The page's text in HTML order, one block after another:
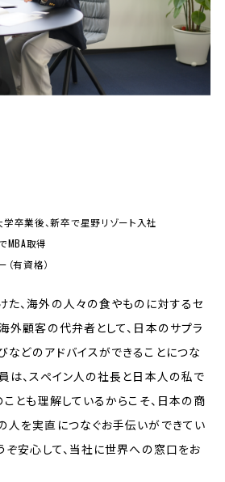
卒業後、新卒で星野リゾート入社
MBA取得
有資格）
、海外の人々の食やものに対するセ
外顧客の代弁者として、日本のサプラ
どのアドバイスができることにつな
は、スペイン人の社長と日本人の私で
ことも理解しているからこそ、日本の商
人を実直につなぐお手伝いができてい
ぞ安心して、当社に世界への窓口をお